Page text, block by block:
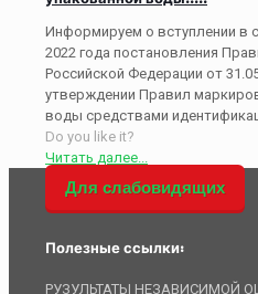
Информируем о вступлении в
2022 года постановления
Российской Федерации от
утверждении Правил
воды средствами
Do you like it?
Читать далее...
Для слабовидящих
Полезные ссылки:
РУЗУЛЬТАТЫ НЕЗАВИСИМОЙ